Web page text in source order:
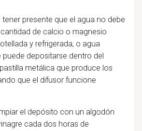
tener presente que el agua no debe
de calcio o magnesio
y refrigerada, o agua
puede depositarse dentro del
metálica que produce los
que el difusor funcione
el depósito con un algodón
cada dos horas de